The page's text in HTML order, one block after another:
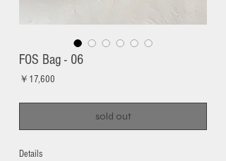
FOS Bag - 06
￥17,600
sold out
Details